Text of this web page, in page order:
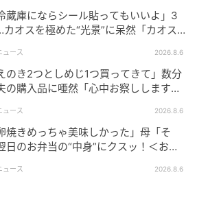
英語で日本旅-
手作り料理を前に、日本人配信者
！」「おいしそう！」と驚きと
蔵庫にならシール貼ってもいいよ」3
オスを極めた“光景”に呆然「カオス
ュース 2026.8.6
のき2つとしめじ1つ買ってきて」数分
の購入品に唖然「心中お察しします」
ュース 2026.8.6
焼きめっちゃ美味しかった」母「そ
日のお弁当の“中身”にクスッ！＜お弁
ュース 2026.8.6